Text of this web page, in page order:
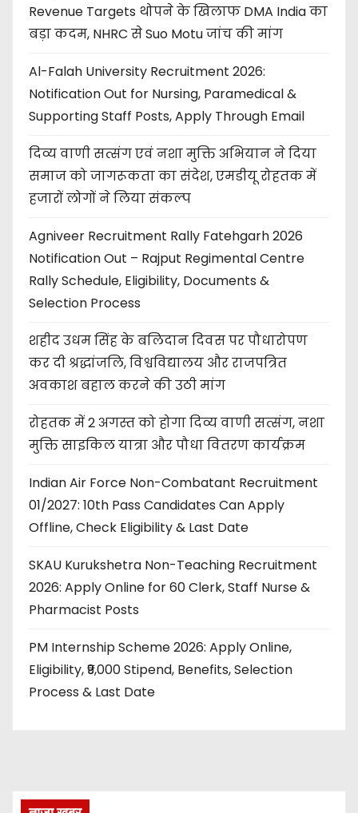
Revenue Targets थोपने के खिलाफ DMA India का
बड़ा कदम, NHRC से Suo Motu जांच की मांग
Al-Falah University Recruitment 2026:
Notification Out for Nursing, Paramedical &
Supporting Staff Posts, Apply Through Email
दिव्य वाणी सत्संग एवं नशा मुक्ति अभियान ने दिया
समाज को जागरूकता का संदेश, एमडीयू रोहतक में
हजारों लोगों ने लिया संकल्प
Agniveer Recruitment Rally Fatehgarh 2026
Notification Out – Rajput Regimental Centre
Rally Schedule, Eligibility, Documents &
Selection Process
शहीद उधम सिंह के बलिदान दिवस पर पौधारोपण
कर दी श्रद्धांजलि, विश्वविद्यालय और राजपत्रित
अवकाश बहाल करने की उठी मांग
रोहतक में 2 अगस्त को होगा दिव्य वाणी सत्संग, नशा
मुक्ति साइकिल यात्रा और पौधा वितरण कार्यक्रम
Indian Air Force Non-Combatant Recruitment
01/2027: 10th Pass Candidates Can Apply
Offline, Check Eligibility & Last Date
SKAU Kurukshetra Non-Teaching Recruitment
2026: Apply Online for 60 Clerk, Staff Nurse &
Pharmacist Posts
PM Internship Scheme 2026: Apply Online,
Eligibility, ₹9,000 Stipend, Benefits, Selection
Process & Last Date